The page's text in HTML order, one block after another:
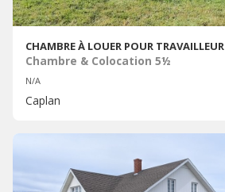
CHAMBRE À LOUER POUR TRAVAILLEUR
Chambre & Colocation 5½
N/A
Caplan